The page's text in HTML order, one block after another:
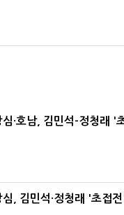
·호남, 김민석-정청래 '
, 김민석·정청래 '초접